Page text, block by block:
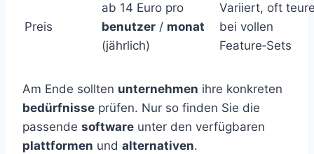
Preis
ab 14 Euro pro
benutzer / monat
(jährlich)
Variiert, oft
bei vollen
Feature‑Sets
Am Ende sollten unternehmen ihre konkreten
bedürfnisse prüfen. Nur so finden Sie die
passende software unter den verfügbaren
plattformen und alternativen.